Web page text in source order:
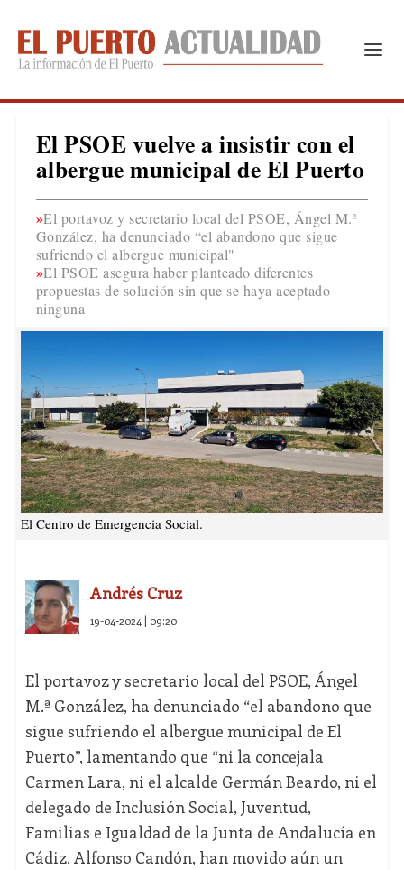
El PSOE vuelve a insistir con el
albergue municipal de El Puerto
El portavoz y secretario local del PSOE, Ángel M.ª
González, ha denunciado “el abandono que sigue
sufriendo el albergue municipal"
El PSOE asegura haber planteado diferentes
propuestas de solución sin que se haya aceptado
ninguna
El Centro de Emergencia Social.
Andrés Cruz
19-04-2024 | 09:20
El portavoz y secretario local del PSOE, Ángel
M.ª González, ha denunciado “el abandono que
sigue sufriendo el albergue municipal de El
Puerto”, lamentando que “ni la concejala
Carmen Lara, ni el alcalde Germán Beardo, ni el
delegado de Inclusión Social, Juventud,
Familias e Igualdad de la Junta de Andalucía en
Cádiz, Alfonso Candón, han movido aún un